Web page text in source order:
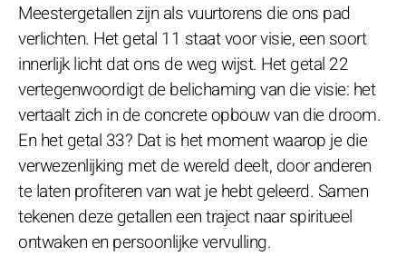
Meestergetallen zijn als vuurtorens die ons pad
verlichten. Het getal 11 staat voor visie, een soort
innerlijk licht dat ons de weg wijst. Het getal 22
vertegenwoordigt de belichaming van die visie: het
vertaalt zich in de concrete opbouw van die droom.
En het getal 33? Dat is het moment waarop je die
verwezenlijking met de wereld deelt, door anderen
te laten profiteren van wat je hebt geleerd. Samen
tekenen deze getallen een traject naar spiritueel
ontwaken en persoonlijke vervulling.